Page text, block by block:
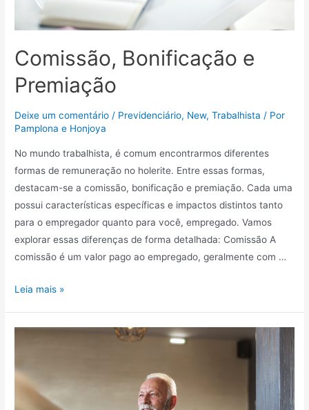
Comissão, Bonificação e
Premiação
Deixe um comentário / Previdenciário, New,Trabalhista / Por
Pamplona e Honjoya
No mundo trabalhista, é comum encontrarmos diferentes
formas de remuneração no holerite. Entre essas formas,
destacam-se a comissão, bonificação e premiação. Cada uma
possui características específicas e impactos distintos tanto
para o empregador quanto para você, empregado. Vamos
explorar essas diferenças de forma detalhada: Comissão A
comissão é um valor pago ao empregado, geralmente com …
Leia mais »